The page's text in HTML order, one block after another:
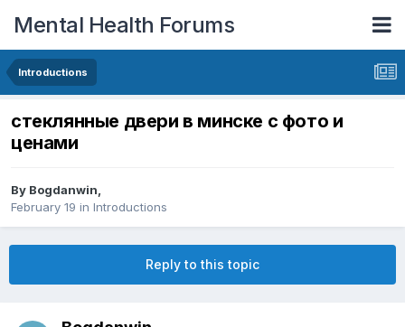
Mental Health Forums
Introductions
стеклянные двери в минске с фото и
ценами
By Bogdanwin,
February 19 in Introductions
Reply to this topic